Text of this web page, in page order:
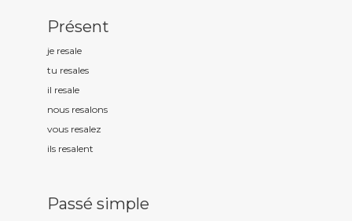
Présent
je resale
tu resales
il resale
nous resalons
vous resalez
ils resalent
Passé simple